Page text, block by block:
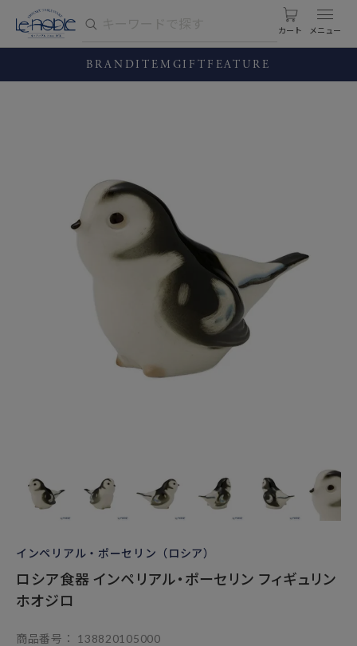
カート
BRANDITEM GIFT FEATURE
インペリアル・ポーセリン（ロシア）
ロシア食器 インペリアル・ポーセリン フィギュリン
ホオジロ
商品番号 138820105000